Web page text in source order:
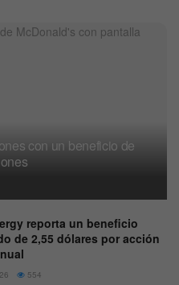
con un beneficio de
reporta un beneficio
de 2,55 dólares por acción
554